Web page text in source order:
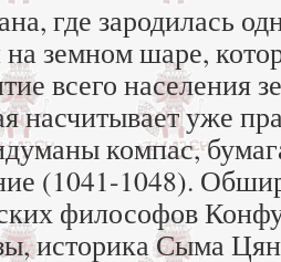
где зародилась
земном шаре,
всего населения
насчитывает уже
компас,
(1041-1048).
философов
историка Сыма